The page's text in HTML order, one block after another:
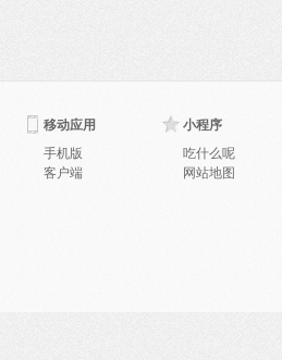
移动应用
手机版
客户端
小程序
吃什么呢
网站地图